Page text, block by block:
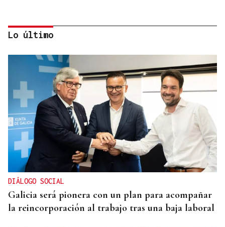
AUTO JUDICIAL
La Justicia frena un proyecto eólico en la provincia
de Ourense por riesgos medioambientales
Lo último
DIÁLOGO SOCIAL
Galicia será pionera con un plan para acompañar
la reincorporación al trabajo tras una baja laboral